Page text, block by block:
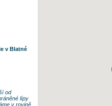
od
lípy
v rovině